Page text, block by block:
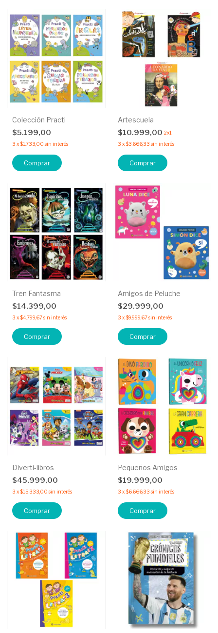
Colección Practi
$5.199,00
3 x$1.733,00 sin interés
Comprar
Artescuela
$10.999,00 2x1
3 x$3.666,33 sin interés
Comprar
Tren Fantasma
$14.399,00
3 x$4.799,67sin interés
Comprar
Amigos de Peluche
$29.999,00
3 x$9.999,67sin interés
Comprar
Diverti-libros
$45.999,00
3 x$15.333,00 sin interés
Comprar
Pequeños Amigos
$19.999,00
3 x$6.666,33 sin interés
Comprar